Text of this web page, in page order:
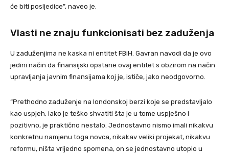
će biti posljedice”, naveo je.
Vlasti ne znaju funkcionisati bez zaduženja
U zaduženjima ne kaska ni entitet FBiH. Gavran navodi da je ovo
jedini način da finansijski opstane ovaj entitet s obzirom na način
upravljanja javnim finansijama koj je, ističe, jako neodgovorno.
“Prethodno zaduženje na londonskoj berzi koje se predstavljalo
kao uspjeh, iako je teško shvatiti šta je u tome uspješno i
pozitivno, je praktično nestalo. Jednostavno nismo imali nikakvu
konkretnu namjenu toga novca, nikakav veliki projekat, nikakvu
reformu, ništa vrijedno spomena, on se jednostavno utopio u